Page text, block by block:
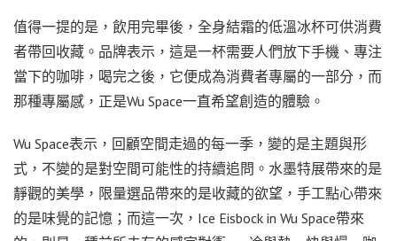
值得一提的是，飲用完畢後，全身結霜的低溫冰杯可供消費
者帶回收藏。品牌表示，這是一杯需要人們放下手機、專注
當下的咖啡，喝完之後，它便成為消費者專屬的一部分，而
那種專屬感，正是Wu Space一直希望創造的體驗。
Wu Space表示，回顧空間走過的每一季，變的是主題與形
式，不變的是對空間可能性的持續追問。水墨特展帶來的是
靜觀的美學，限量選品帶來的是收藏的欲望，手工點心帶來
的是味覺的記憶；而這一次，Ice Eisbock in Wu Space帶來